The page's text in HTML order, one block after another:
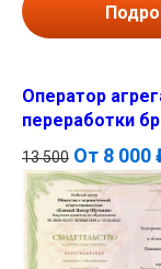
Оператор
переработки
13 500 От 8 000